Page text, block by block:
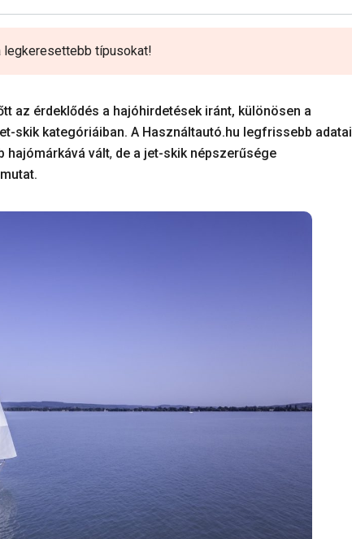
legkeresettebb típusokat!
az érdeklődés a hajóhirdetések iránt, különösen a
skik kategóriáiban. A Használtautó.hu legfrissebb adatai
hajómárkává vált, de a jet-skik népszerűsége